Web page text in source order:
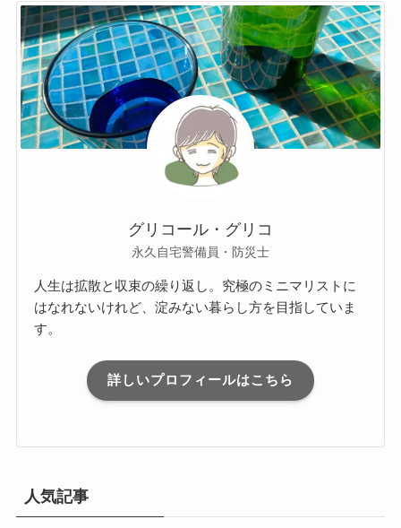
グリコール・グリコ
永久自宅警備員・防災士
人生は拡散と収束の繰り返し。究極のミニマリストに
はなれないけれど、淀みない暮らし方を目指していま
す。
詳しいプロフィールはこちら
人気記事